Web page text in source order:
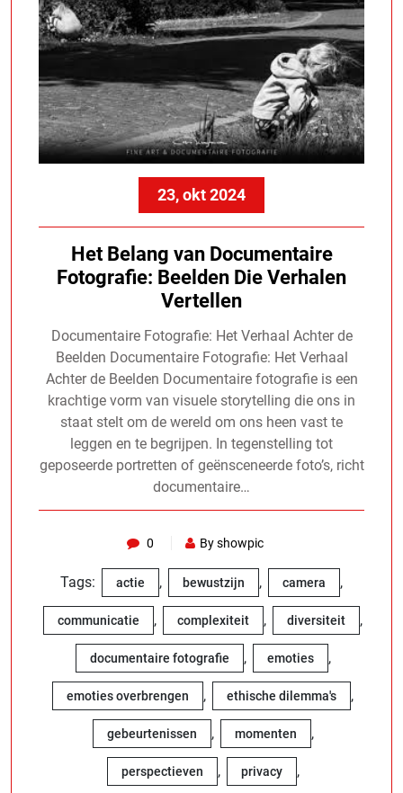
23, okt 2024
Het Belang van Documentaire
Fotografie: Beelden Die Verhalen
Vertellen
Documentaire Fotografie: Het Verhaal Achter de
Beelden Documentaire Fotografie: Het Verhaal
Achter de Beelden Documentaire fotografie is een
krachtige vorm van visuele storytelling die ons in
staat stelt om de wereld om ons heen vast te
leggen en te begrijpen. In tegenstelling tot
geposeerde portretten of geënsceneerde foto’s, richt
documentaire…
0 By showpic
Tags: actie , bewustzijn , camera ,
communicatie , complexiteit , diversiteit ,
documentaire fotografie , emoties ,
emoties overbrengen , ethische dilemma's ,
gebeurtenissen , momenten ,
perspectieven , privacy ,